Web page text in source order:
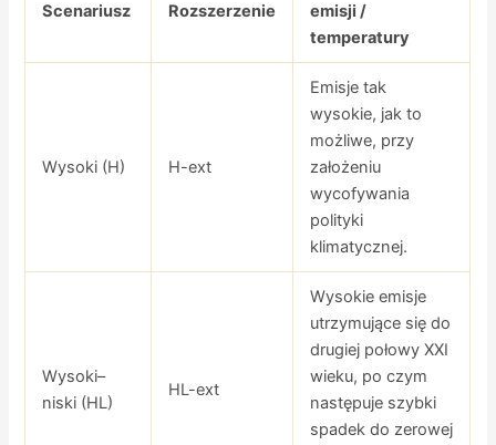
Scenariusz Rozszerzenie
emisji /
temperatury
Wysoki (H) H-ext
Emisje tak
wysokie, jak to
możliwe, przy
założeniu
wycofywania
polityki
klimatycznej.
Wysoki–
niski (HL)
HL-ext
Wysokie emisje
utrzymujące się do
drugiej połowy XXI
wieku, po czym
następuje szybki
spadek do zerowej